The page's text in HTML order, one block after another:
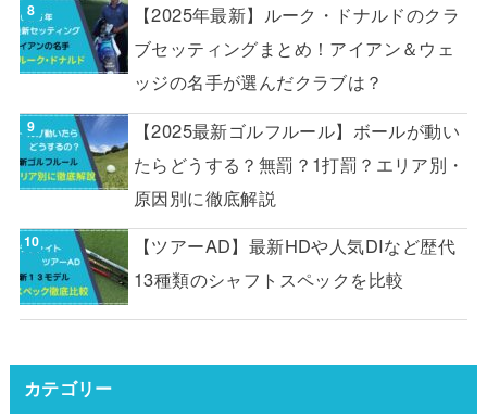
【2025年最新】ルーク・ドナルドのクラ
ブセッティングまとめ！アイアン＆ウェ
ッジの名手が選んだクラブは？
【2025最新ゴルフルール】ボールが動い
たらどうする？無罰？1打罰？エリア別・
原因別に徹底解説
【ツアーAD】最新HDや人気DIなど歴代
13種類のシャフトスペックを比較
カテゴリー